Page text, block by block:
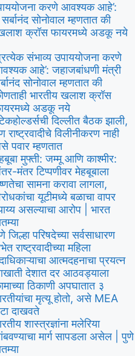
करणे आवश्यक आहे’:
सोनोवाल म्हणतात की
खलाश क्रॉस फायरमध्ये अडकू नये
संभाव्य उपाययोजना करणे
आहे’: जहाजबांधणी मंत्री
सोनोवाल म्हणतात की
भारतीय खलाश क्रॉस
अडकू नये
दिल्लीत बैठक झाली,
राष्ट्रवादीचे विलीनीकरण नाही
पवार म्हणतात
मुफ्ती: जम्मू आणि काश्मीर:
मंतर टिप्पणीवर मेहबूबाला
सामना करावा लागला,
यूटीमध्ये बळाचा वापर
असल्याचा आरोप | भारत
जिल्हा परिषदेच्या सर्वसाधारण
राष्ट्रवादीच्या महिला
आत्मदहनाचा प्रयत्न
देशात दर आठवड्याला
ठिकाणी अपघातात ३
मृत्यू होतो, असे MEA
दाखवते
शास्त्रज्ञांना मलेरिया
मार्ग सापडला असेल | पुणे